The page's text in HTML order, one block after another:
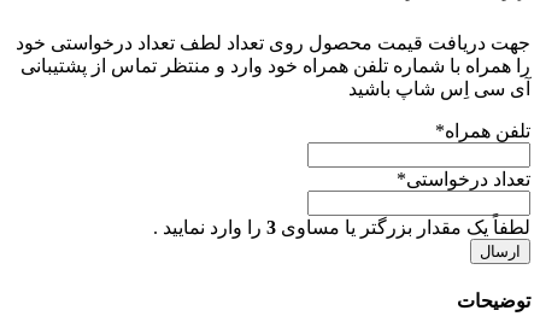
جهت دریافت قیمت محصول روی تعداد لطف تعداد درخواستی خود
را همراه با شماره تلفن همراه خود وارد و منتظر تماس از پشتیبانی
آی سی اِس شاپ باشید
تلفن همراه*
تعداد درخواستی*
لطفاً یک مقدار بزرگتر یا مساوی 3 را وارد نمایید .
توضیحات